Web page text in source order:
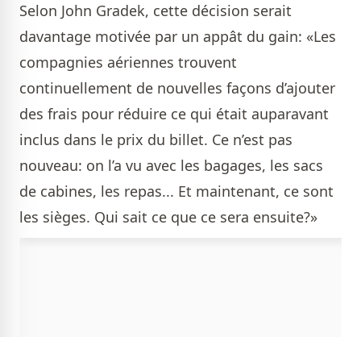
Selon John Gradek, cette décision serait
davantage motivée par un appât du gain: «Les
compagnies aériennes trouvent
continuellement de nouvelles façons d’ajouter
des frais pour réduire ce qui était auparavant
inclus dans le prix du billet. Ce n’est pas
nouveau: on l’a vu avec les bagages, les sacs
de cabines, les repas... Et maintenant, ce sont
les sièges. Qui sait ce que ce sera ensuite?»